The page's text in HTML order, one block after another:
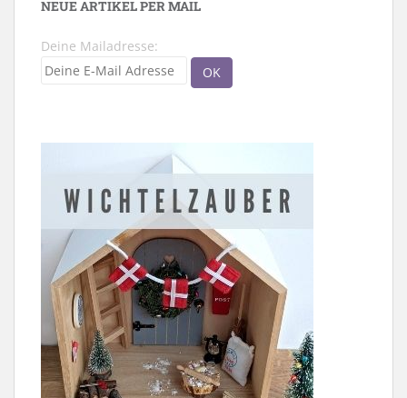
NEUE ARTIKEL PER MAIL
Deine Mailadresse: